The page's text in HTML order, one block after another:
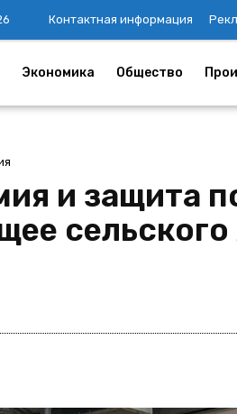
Контактная информация
Экономика Общество
и защита